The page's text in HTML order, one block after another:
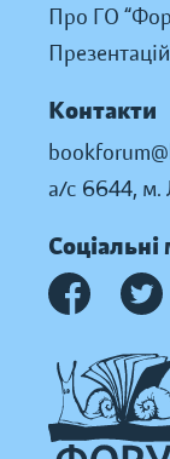
Про ГО
Контакти
а/с 6644, м.